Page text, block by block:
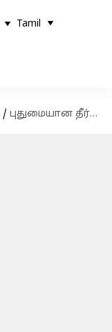
Tamil
/ புதுமையான தீர்வுகளில் உலக தலைவராக உயர்ந்துள்ளது இந்தியா; பில் கேட்ஸ் புகழாரம்